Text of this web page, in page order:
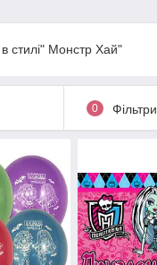
стилі" Монстр Хай"
0 Фільтри